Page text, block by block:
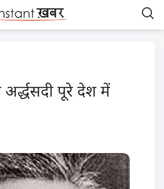
अर्द्धसदी पूरे देश में